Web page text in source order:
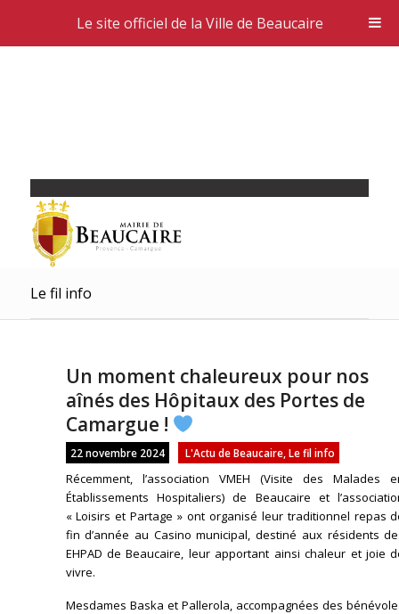
Le fil info
Un moment chaleureux pour nos
aînés des Hôpitaux des Portes de
Camargue !
22 novembre 2024 L'Actu de Beaucaire, Le fil info
Récemment, l’association VMEH (Visite des Malades
Établissements Hospitaliers) de Beaucaire et
« Loisirs et Partage » ont organisé leur traditionnel repas
fin d’année au Casino municipal, destiné aux résidents
EHPAD de Beaucaire, leur apportant ainsi chaleur et joie
vivre.
Mesdames Baska et Pallerola, accompagnées des
Le site officiel de la Ville de Beaucaire